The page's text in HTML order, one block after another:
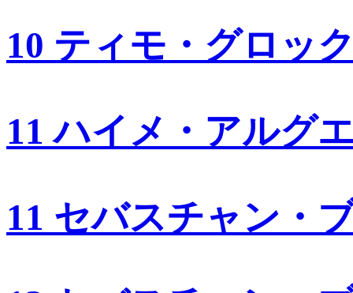
10 ティモ・グロッ
11 ハイメ・アルグ
11 セバスチャン・